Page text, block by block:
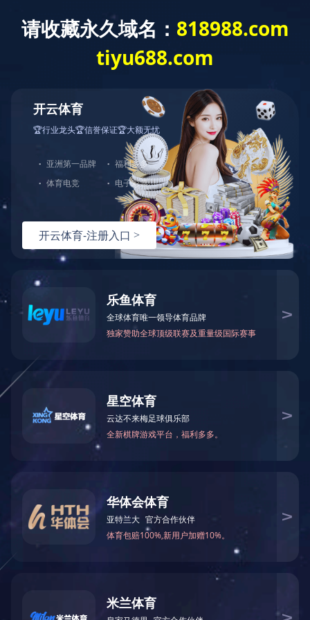
精品工程
锦艺四季城K 地块
乐鱼：2019-08-26 11:46:58 ／ 浏览：6288
层住宅楼、1栋19 层居住区商业中心及配套、1栋3 层幼儿园组
成，框剪结构；地下2层，总建筑面积约121862.9 平方米。